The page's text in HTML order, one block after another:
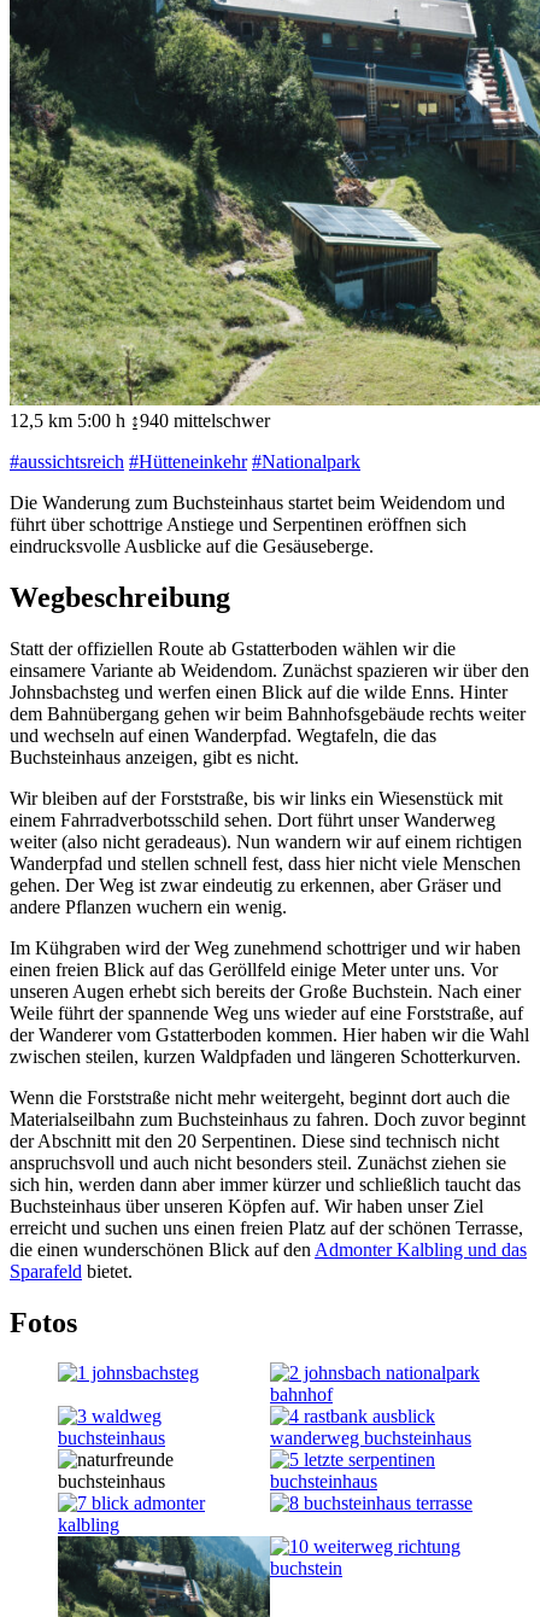
12,5 km 5:00 h ↨940 mittelschwer
#aussichtsreich #Hütteneinkehr #Nationalpark
Die Wanderung zum Buchsteinhaus startet beim Weidendom und
führt über schottrige Anstiege und Serpentinen eröffnen sich
eindrucksvolle Ausblicke auf die Gesäuseberge.
Wegbeschreibung
Statt der offiziellen Route ab Gstatterboden wählen wir die
einsamere Variante ab Weidendom. Zunächst spazieren wir über den
Johnsbachsteg und werfen einen Blick auf die wilde Enns. Hinter
dem Bahnübergang gehen wir beim Bahnhofsgebäude rechts weiter
und wechseln auf einen Wanderpfad. Wegtafeln, die das
Buchsteinhaus anzeigen, gibt es nicht.
Wir bleiben auf der Forststraße, bis wir links ein Wiesenstück mit
einem Fahrradverbotsschild sehen. Dort führt unser Wanderweg
weiter (also nicht geradeaus). Nun wandern wir auf einem richtigen
Wanderpfad und stellen schnell fest, dass hier nicht viele Menschen
gehen. Der Weg ist zwar eindeutig zu erkennen, aber Gräser und
andere Pflanzen wuchern ein wenig.
Im Kühgraben wird der Weg zunehmend schottriger und wir haben
einen freien Blick auf das Geröllfeld einige Meter unter uns. Vor
unseren Augen erhebt sich bereits der Große Buchstein. Nach einer
Weile führt der spannende Weg uns wieder auf eine Forststraße, auf
der Wanderer vom Gstatterboden kommen. Hier haben wir die Wahl
zwischen steilen, kurzen Waldpfaden und längeren Schotterkurven.
Wenn die Forststraße nicht mehr weitergeht, beginnt dort auch die
Materialseilbahn zum Buchsteinhaus zu fahren. Doch zuvor beginnt
der Abschnitt mit den 20 Serpentinen. Diese sind technisch nicht
anspruchsvoll und auch nicht besonders steil. Zunächst ziehen sie
sich hin, werden dann aber immer kürzer und schließlich taucht das
Buchsteinhaus über unseren Köpfen auf. Wir haben unser Ziel
erreicht und suchen uns einen freien Platz auf der schönen Terrasse,
die einen wunderschönen Blick auf den Admonter Kalbling und das
Sparafeld bietet.
Fotos